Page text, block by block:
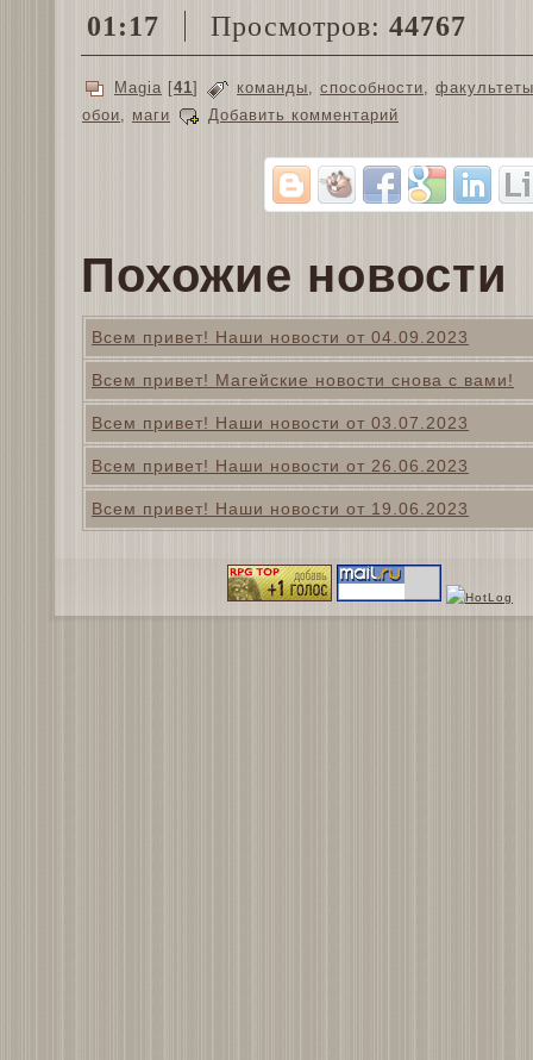
01:17
Просмотров: 44767
Magia [41] команды, способности, факультеты
обои
маги Добавить комментарий
Похожие новости
Всем привет! Наши новости от 04.09.2023
Всем привет! Магейские новости снова с вами!
Всем привет! Наши новости от 03.07.2023
Всем привет! Наши новости от 26.06.2023
Всем привет! Наши новости от 19.06.2023